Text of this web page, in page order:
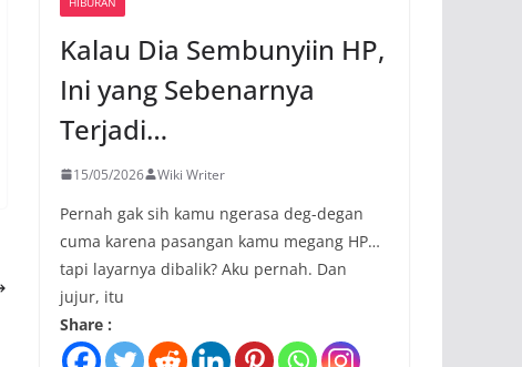
Kalau Dia Sembunyiin HP,
Ini yang Sebenarnya
Terjadi…
15/05/2026 Wiki Writer
Pernah gak sih kamu ngerasa deg-degan
cuma karena pasangan kamu megang HP…
tapi layarnya dibalik? Aku pernah. Dan
jujur, itu
Share :